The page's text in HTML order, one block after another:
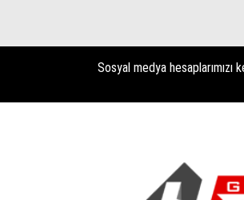
Sosyal medya hesaplarımızı